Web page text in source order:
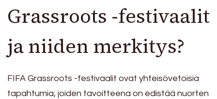
Grassroots -festivaalit
ja niiden merkitys?
FIFA Grassroots -festivaalit ovat yhteisövetoisia
tapahtumia, joiden tavoitteena on edistää nuorten